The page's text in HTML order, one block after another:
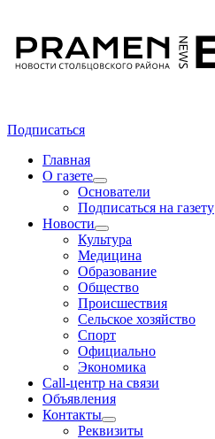
Подписаться
Главная
О газете
Основатели
Подписаться на газету
Новости
Культура
Медицина
Образование
Общество
Происшествия
Сельское хозяйство
Спорт
Официально
Экономика
Call-центр на связи
Объявления
Контакты
Реквизиты